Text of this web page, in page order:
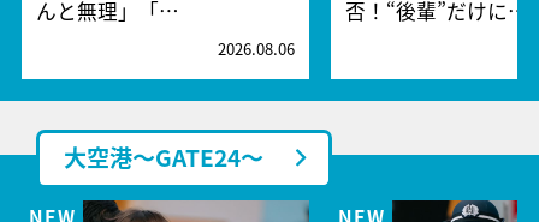
んと無理」「…
2026.08.06
否！“後輩”だけに…
大空港～GATE24～